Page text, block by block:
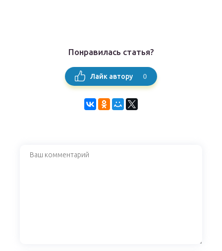
Понравилась статья?
Лайк автору 0